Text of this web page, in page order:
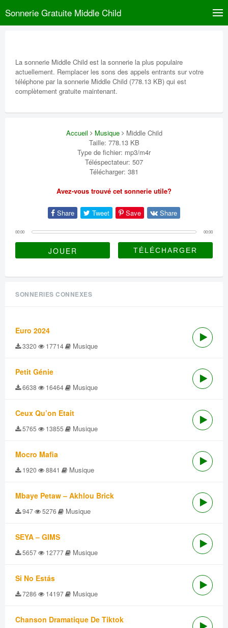
Sonnerie Gratuite Middle Child
La sonnerie Middle Child est la sonnerie la plus populaire
actuellement. Remplacer les sons des appels entrants sur votre
téléphone par la sonnerie Middle Child (778.13 KB) qui est
complètement gratuite maintenant.
Accueil Musique
Middle Child
Taille: 778.13 KB
Type de fichier: mp3/m4r
Téléspectateur: 507
Télécharger: 381
Avez-vous trouvé cet sonnerie utile?
Share Tweet Save Share
00:00 00:00
JOUER
SONNERIES CONNEXES
Euro 2024
3320 17714 Musique
Petit Génie
6638 16464 Musique
Ceux Qu’on Etait
5765 13855 Musique
Mocro Mafia
1920 8841 Musique
Mbaye Petaw – Akhlou Brick
947 5276 Musique
SEYA – GIMS
5657 12777 Musique
Si No Estás
7286 14197 Musique
Chanson Dramatique De Tiktok